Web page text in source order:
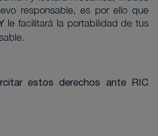
responsable, es por ello que
le facilitará la portabilidad de tus
estos derechos ante RIC